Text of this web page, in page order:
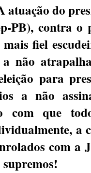
do
PB), contra
fiel
a não
para
a não
com que
com a